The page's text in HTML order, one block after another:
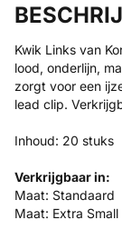
Kwik Links van
lood, onderlijn,
zorgt voor een
lead clip.
Inhoud: 20 stuks
Verkrijgbaar in:
Maat: Standaard
Maat: Extra Small